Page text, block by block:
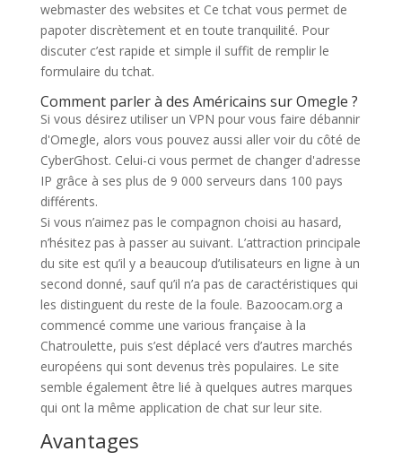
webmaster des websites et Ce tchat vous permet de
papoter discrètement et en toute tranquilité. Pour
discuter c’est rapide et simple il suffit de remplir le
formulaire du tchat.
Comment parler à des Américains sur Omegle ?
Si vous désirez utiliser un VPN pour vous faire débannir
d'Omegle, alors vous pouvez aussi aller voir du côté de
CyberGhost. Celui-ci vous permet de changer d'adresse
IP grâce à ses plus de 9 000 serveurs dans 100 pays
différents.
Si vous n’aimez pas le compagnon choisi au hasard,
n’hésitez pas à passer au suivant. L’attraction principale
du site est qu’il y a beaucoup d’utilisateurs en ligne à un
second donné, sauf qu’il n’a pas de caractéristiques qui
les distinguent du reste de la foule. Bazoocam.org a
commencé comme une various française à la
Chatroulette, puis s’est déplacé vers d’autres marchés
européens qui sont devenus très populaires. Le site
semble également être lié à quelques autres marques
qui ont la même application de chat sur leur site.
Avantages